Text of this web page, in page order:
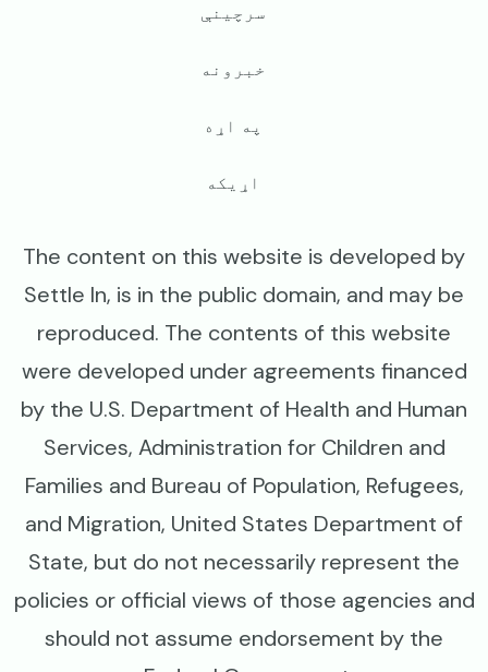
سرچینې
خبرونه
په اړه
اړیکه
The content on this website is developed by
Settle In, is in the public domain, and may be
reproduced. The contents of this website
were developed under agreements financed
by the U.S. Department of Health and Human
Services, Administration for Children and
Families and Bureau of Population, Refugees,
and Migration, United States Department of
State, but do not necessarily represent the
policies or official views of those agencies and
should not assume endorsement by the